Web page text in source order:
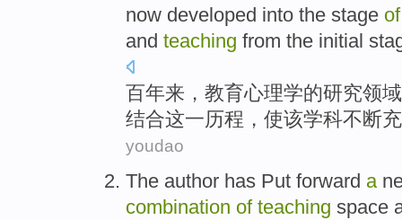
now developed into the stage of
and teaching from the initial
百年来 ， 教育心理学的研究领域
结合这一历程 ，使该学科不断
youdao
The author has Put forward a
combination of teaching space